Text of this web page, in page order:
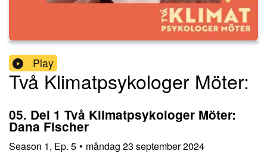
Play
Två Klimatpsykologer Möter:
05. Del 1 Två Klimatpsykologer Möter:
Dana Fischer
Season 1, Ep. 5 • måndag 23 september 2024